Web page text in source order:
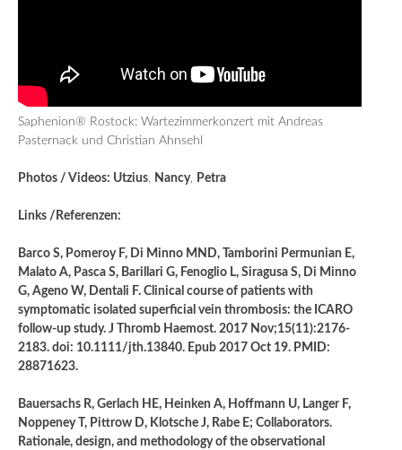
Saphenion® Rostock: Wartezimmerkonzert mit Andreas
Pasternack und Christian Ahnsehl
Photos / Videos: Utzius, Nancy, Petra
Links /Referenzen:
Barco S, Pomeroy F, Di Minno MND, Tamborini Permunian E,
Malato A, Pasca S, Barillari G, Fenoglio L, Siragusa S, Di Minno
G, Ageno W, Dentali F. Clinical course of patients with
symptomatic isolated superficial vein thrombosis: the ICARO
follow-up study. J Thromb Haemost. 2017 Nov;15(11):2176-
2183. doi: 10.1111/jth.13840. Epub 2017 Oct 19. PMID:
28871623.
Bauersachs R, Gerlach HE, Heinken A, Hoffmann U, Langer F,
Noppeney T, Pittrow D, Klotsche J, Rabe E; Collaborators.
Rationale, design, and methodology of the observational